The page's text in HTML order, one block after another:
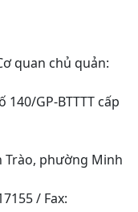
quan chủ quản:
GP-BTTTT cấp
Trào, phường Minh
/ Fax: